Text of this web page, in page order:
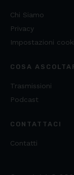
Chi Siamo
Privacy
Impostazioni
COSA
Trasmissioni
Podcast
CONTATTACI
Contatti